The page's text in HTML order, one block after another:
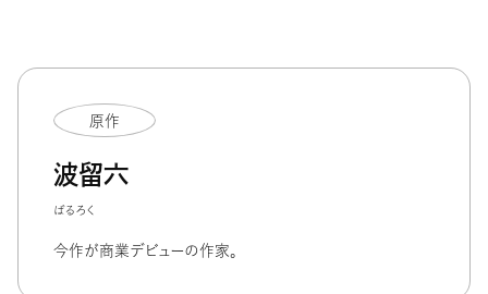
原作
波留六
ばるろく
今作が商業デビューの作家。